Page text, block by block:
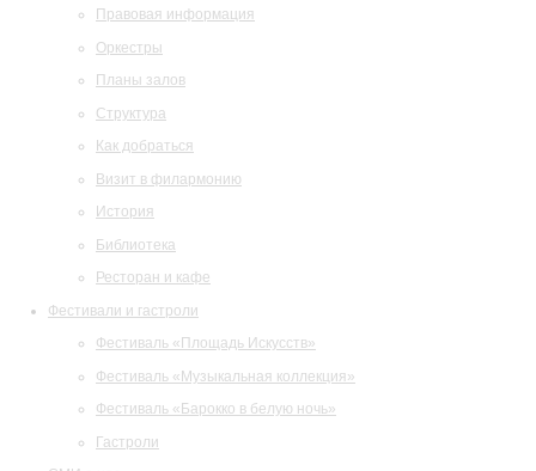
Правовая информация
Оркестры
Планы залов
Структура
Как добраться
Визит в филармонию
История
Библиотека
Ресторан и кафе
Фестивали и гастроли
Фестиваль «Площадь Искусств»
Фестиваль «Музыкальная коллекция»
Фестиваль «Барокко в белую ночь»
Гастроли